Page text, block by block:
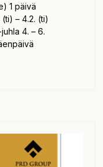
1 päivä
– 4.2. (ti)
4. – 6.